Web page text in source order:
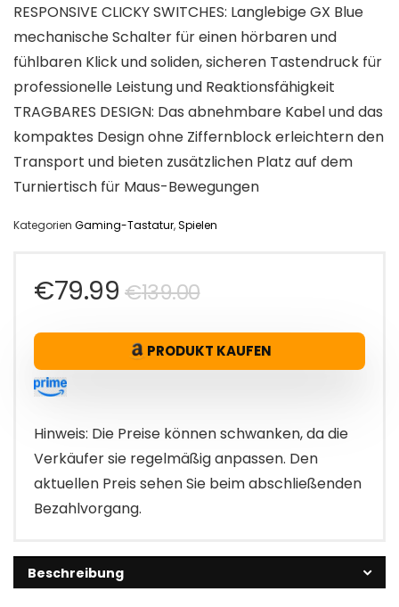
RESPONSIVE CLICKY SWITCHES: Langlebige GX Blue
mechanische Schalter für einen hörbaren und
fühlbaren Klick und soliden, sicheren Tastendruck für
professionelle Leistung und Reaktionsfähigkeit
TRAGBARES DESIGN: Das abnehmbare Kabel und das
kompaktes Design ohne Ziffernblock erleichtern den
Transport und bieten zusätzlichen Platz auf dem
Turniertisch für Maus-Bewegungen
Kategorien Gaming-Tastatur,Spielen
€139.00Ursprünglicher
Preis
war:
€79.99
Aktueller
Preis
ist:
PRODUKT KAUFEN
Hinweis: Die Preise können schwanken, da die
Verkäufer sie regelmäßig anpassen. Den
aktuellen Preis sehen Sie beim abschließenden
Bezahlvorgang.
Beschreibung